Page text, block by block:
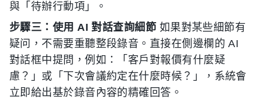
與「待辦行動項」。
步驟三：使用 AI 對話查詢細節 如果對某些細節有
疑问，不需要重聽整段錄音。直接在側邊欄的 AI
對話框中提問，例如：「客戶對報價有什麼疑
慮？」或「下次會議約定在什麼時候？」，系統會
立即給出基於錄音內容的精確回答。